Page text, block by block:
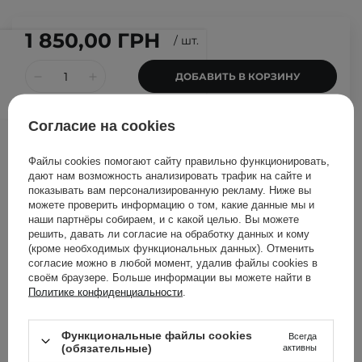
1 850,00 ГРН / шт.
ДОБАВИТЬ В КОРЗИНУ
Другие клиенты также
проверили
Согласие на cookies
Файлы cookies помогают сайту правильно функционировать,
дают нам возможность анализировать трафик на сайте и
показывать вам персонализированную рекламу. Ниже вы
можете проверить информацию о том, какие данные мы и
наши партнёры собираем, и с какой целью. Вы можете
решить, давать ли согласие на обработку данных и кому
(кроме необходимых функциональных данных). Отменить
согласие можно в любой момент, удалив файлы cookies в
своём браузере. Больше информации вы можете найти в
Политике конфиденциальности
Функциональные файлы cookies
(обязательные)
Всегда
активны